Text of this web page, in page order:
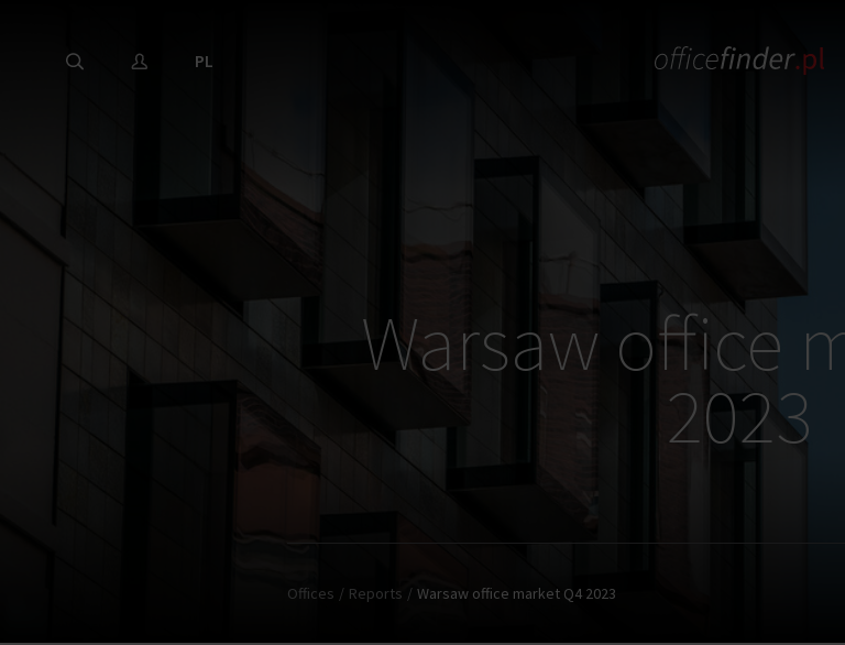
PL
Warsaw office
2023
Offices Reports Warsaw office market Q4 2023